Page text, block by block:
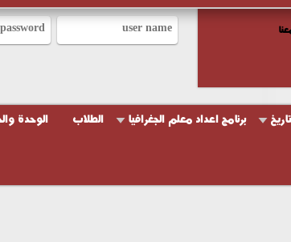
برنامج اعداد معلم الجغرافيا الطلاب الوحدة